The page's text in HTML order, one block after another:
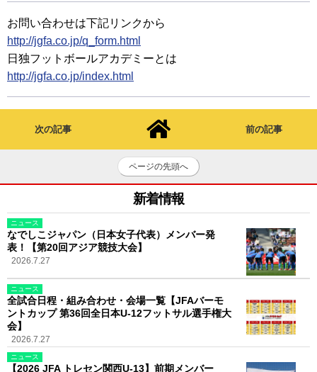
お問い合わせは下記リンクから
http://jgfa.co.jp/q_form.html
日独フットボールアカデミーとは
http://jgfa.co.jp/index.html
次の記事 前の記事
ページの先頭へ
新着情報
ニュース
なでしこジャパン（日本女子代表）メンバー発
表！【第20回アジア競技大会】
2026.7.27
ニュース
全試合日程・組み合わせ・会場一覧【JFAバーモ
ントカップ 第36回全日本U-12フットサル選手権大
会】
2026.7.27
ニュース
【2026 JFA トレセン関西U-13】前期メンバー